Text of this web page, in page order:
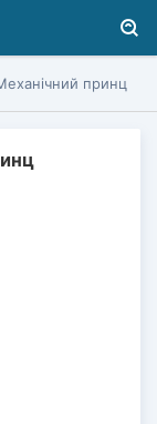
принц